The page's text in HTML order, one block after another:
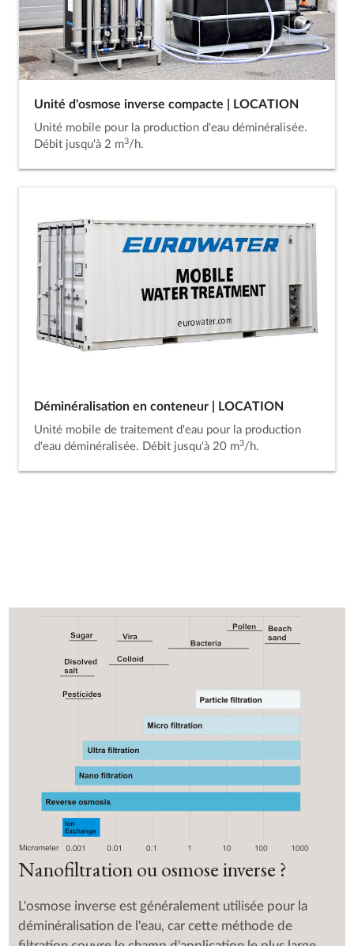
Unité d'osmose inverse compacte | LOCATION
Unité mobile pour la production d'eau déminéralisée.
Débit jusqu'à 2 m3/h.
Déminéralisation en conteneur | LOCATION
Unité mobile de traitement d'eau pour la production
d'eau déminéralisée. Débit jusqu'à 20 m3/h.
Nanofiltration ou osmose inverse ?
L'osmose inverse est généralement utilisée pour la
déminéralisation de l'eau, car cette méthode de